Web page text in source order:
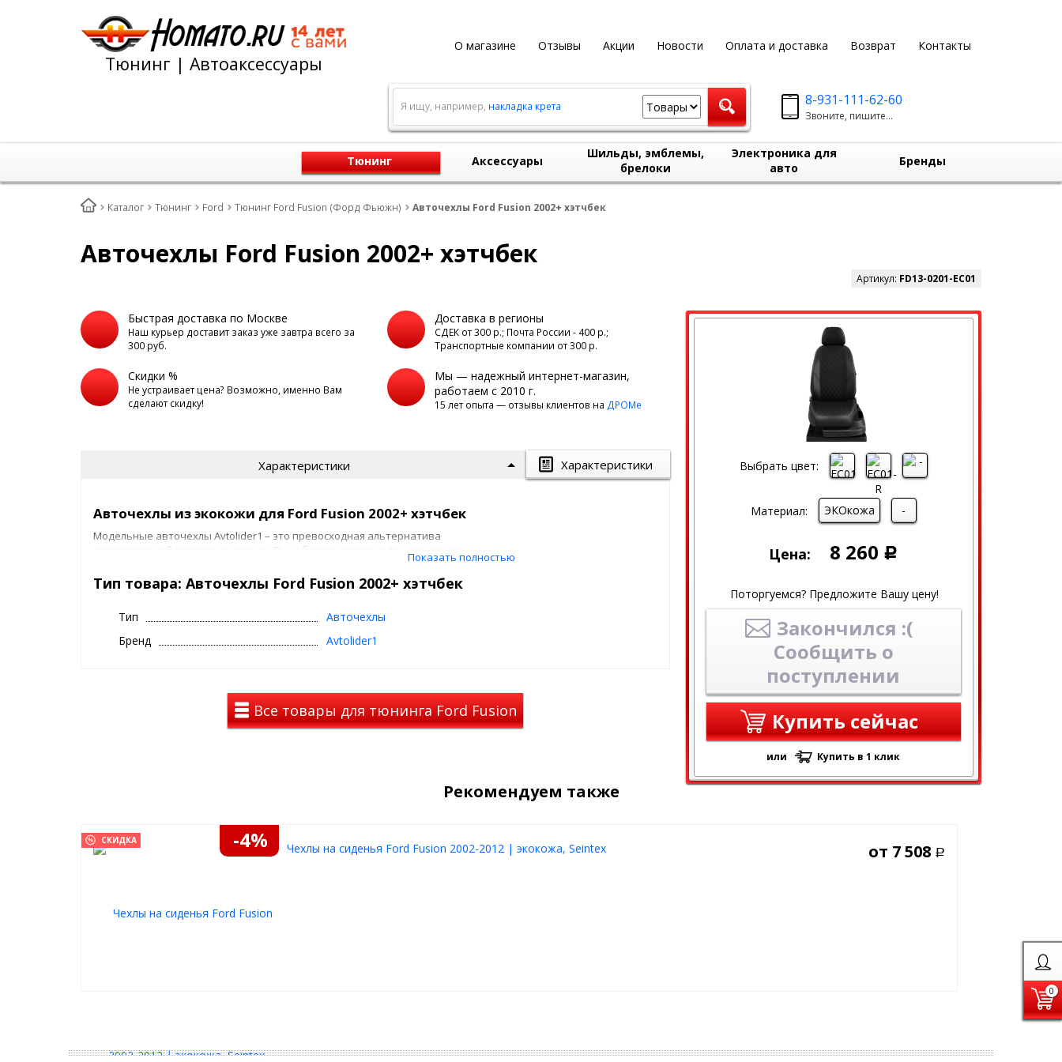
0
О магазине Отзывы Акции Новости Оплата и доставка Возврат Контакты
Тюнинг | Автоаксессуары
8-931-111-62-60
Звоните, пишите...
Я ищу, например, накладка крета
Тюнинг Аксессуары
Шильды, эмблемы,
брелоки
Электроника для
авто
Бренды
Каталог Тюнинг Ford Тюнинг Ford Fusion (Форд Фьюжн) Авточехлы Ford Fusion 2002+ хэтчбек
Авточехлы Ford Fusion 2002+ хэтчбек
Артикул: FD13-0201-EC01
Выбрать цвет:
Материал: ЭКОкожа -
Цена: 8 260 Р
Поторгуемся? Предложите Вашу цену!
Закончился :(
Сообщить о
поступлении
Купить сейчас
или Купить в 1 клик
Быстрая доставка по Москве
Наш курьер доставит заказ уже завтра всего за
300 руб.
Доставка в регионы
СДЕК от 300 р.; Почта России - 400 р.;
Транспортные компании от 300 р.
Скидки %
Не устраивает цена? Возможно, именно Вам
сделают скидку!
Мы — надежный интернет-магазин,
работаем с 2010 г.
15 лет опыта — отзывы клиентов на ДРОМе
Характеристики
Характеристики
Авточехлы из экокожи для Ford Fusion 2002+ хэтчбек
Модельные авточехлы Avtolider1 – это превосходная альтернатива
дорогостоящей перетяжке салона. Они обеспечивают надежную защиту
оригинальной обивки, добавляют стиль и комфорт вашему автомобилю.
Производство осуществляется на крупном швейной фабрике с использованием
Учитываются все конструктивные особенности модели, включая раздельные или
цельные спинки заднего ряда. В чехлах предусмотрены технологические
прорези и надежные крепления, что упрощает установку и обеспечивает
Материалы и варианты исполнения
На данный момент чехлы Avtolider1 изготавливаются из различных материалов:
износу и влаге. Используется высококачественная экокожа, отличающаяся
Жаккард (автоткань)– прочный материал сложного плетения,
обладающий гипоаллергенными свойствами. Он отлично пропускает
Идеально сочетается с экокожей, отличается высокой прочностью и
мягкостью. Чехлы с вставками из алькантары не теряют форму даже при
Показать полностью
Тип товара: Авточехлы Ford Fusion 2002+ хэтчбек
Тип
Авточехлы
Бренд
Avtolider1
Все товары для тюнинга Ford Fusion
Рекомендуем также
СКИДКА -4% Чехлы на сиденья Ford Fusion 2002-2012 | экокожа, Seintex от 7 508 Р